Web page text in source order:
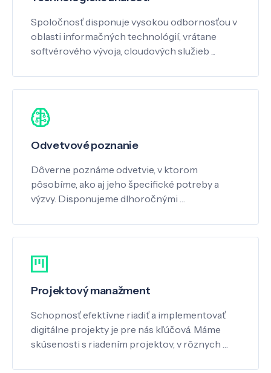
Spoločnosť disponuje vysokou odbornosťou v
oblasti informačných technológií, vrátane
softvérového vývoja, cloudových služieb ...
Odvetvové poznanie
Dôverne poznáme odvetvie, v ktorom
pôsobíme, ako aj jeho špecifické potreby a
výzvy. Disponujeme dlhoročnými …
Projektový manažment
Schopnosť efektívne riadiť a implementovať
digitálne projekty je pre nás kľúčová. Máme
skúsenosti s riadením projektov, v rôznych …